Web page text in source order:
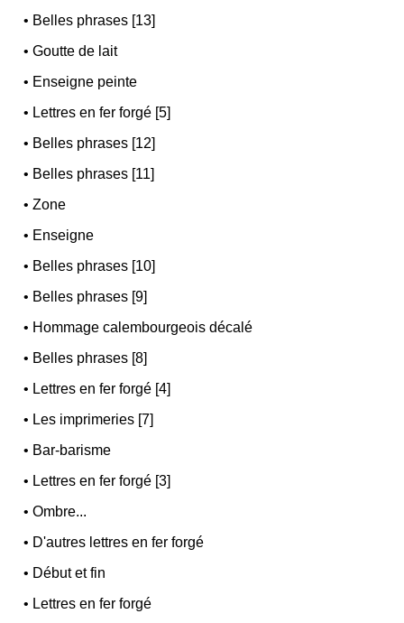
• Belles phrases [13]
•Goutte de lait
• Enseigne peinte
• Lettres en fer forgé [5]
• Belles phrases [12]
• Belles phrases [11]
•Zone
• Enseigne
• Belles phrases [10]
• Belles phrases [9]
• Hommage calembourgeois décalé
• Belles phrases [8]
• Lettres en fer forgé [4]
• Les imprimeries [7]
• Bar-barisme
• Lettres en fer forgé [3]
•Ombre...
• D'autres lettres en fer forgé
• Début et fin
• Lettres en fer forgé